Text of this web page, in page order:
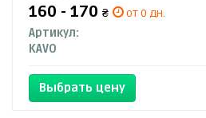
160 - 170 ₴
от 0 дн.
Артикул:
KAVO
Выбрать цену